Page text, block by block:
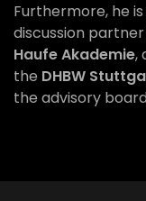
Furthermore, he
discussion
Haufe Akademie,
the DHBW
the advisory